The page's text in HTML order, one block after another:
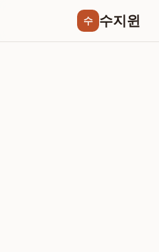
수 수지윈